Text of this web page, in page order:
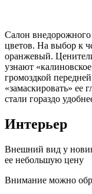
Салон внедорожного
цветов. На выбор к
оранжевый.
узнают
громоздкой
«замаскировать» ее
стали гораздо
Интерьер
Внешний вид у
ее небольшую цену
Внимание можно